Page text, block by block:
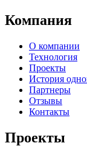
Компания
О компании
Технология
Проекты
История
Партнеры
Отзывы
Контакты
Проекты